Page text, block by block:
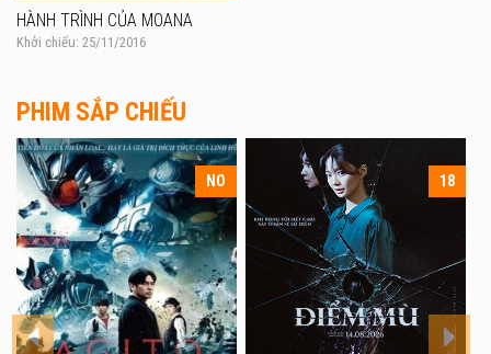
HÀNH TRÌNH CỦA MOANA
Khởi chiếu: 25/11/2016
PHIM SẮP CHIẾU
18 T18